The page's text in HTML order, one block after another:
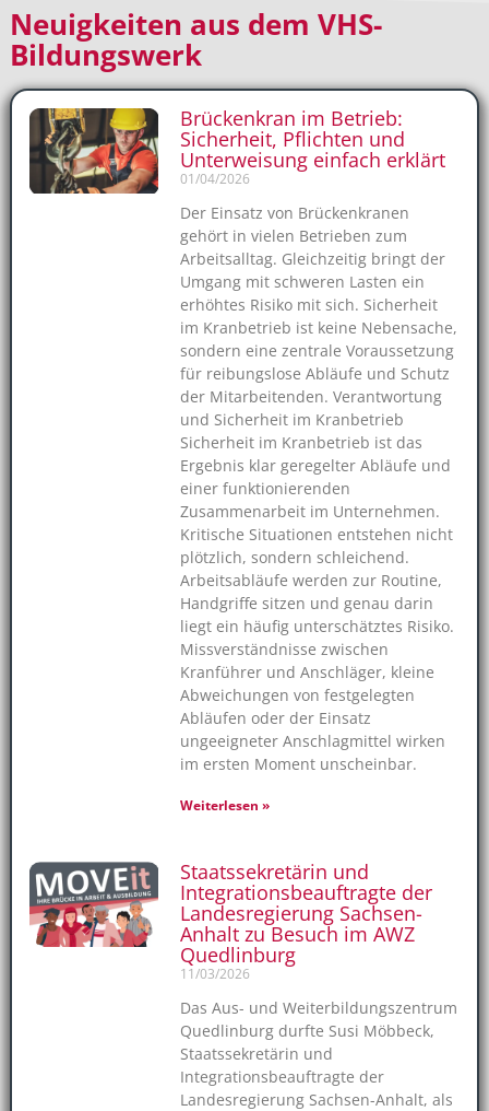
Neuigkeiten aus dem VHS-
Bildungswerk
Brückenkran im Betrieb:
Sicherheit, Pflichten und
Unterweisung einfach erklärt
01/04/2026
Der Einsatz von Brückenkranen
gehört in vielen Betrieben zum
Arbeitsalltag. Gleichzeitig bringt der
Umgang mit schweren Lasten ein
erhöhtes Risiko mit sich. Sicherheit
im Kranbetrieb ist keine Nebensache,
sondern eine zentrale Voraussetzung
für reibungslose Abläufe und Schutz
der Mitarbeitenden. Verantwortung
und Sicherheit im Kranbetrieb
Sicherheit im Kranbetrieb ist das
Ergebnis klar geregelter Abläufe und
einer funktionierenden
Zusammenarbeit im Unternehmen.
Kritische Situationen entstehen nicht
plötzlich, sondern schleichend.
Arbeitsabläufe werden zur Routine,
Handgriffe sitzen und genau darin
liegt ein häufig unterschätztes Risiko.
Missverständnisse zwischen
Kranführer und Anschläger, kleine
Abweichungen von festgelegten
Abläufen oder der Einsatz
ungeeigneter Anschlagmittel wirken
im ersten Moment unscheinbar.
Weiterlesen »
Staatssekretärin und
Integrationsbeauftragte der
Landesregierung Sachsen-
Anhalt zu Besuch im AWZ
Quedlinburg
11/03/2026
Das Aus- und Weiterbildungszentrum
Quedlinburg durfte Susi Möbbeck,
Staatssekretärin und
Integrationsbeauftragte der
Landesregierung Sachsen-Anhalt, als